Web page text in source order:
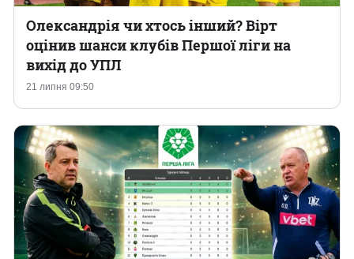
21 липня 09:50
Олександрія чи хтось інший? Вірт
оцінив шанси клубів Першої ліги на
вихід до УПЛ